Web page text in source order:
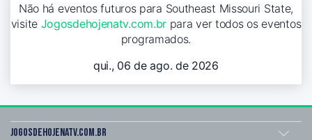
Não há eventos futuros para Southeast Missouri State,
visite Jogosdehojenatv.com.br para ver todos os eventos
programados.
qui., 06 de ago. de 2026
Jogosdehojenatv.com.br